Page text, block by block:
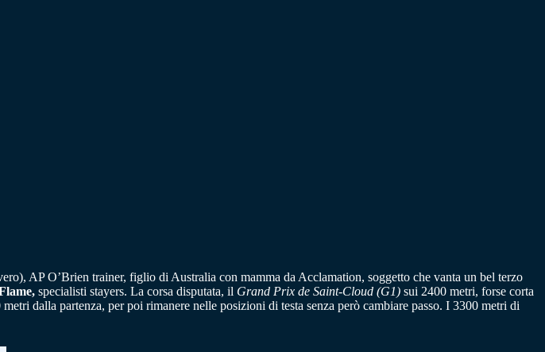
AP O’Brien trainer, figlio di Australia con mamma da Acclamation, soggetto che vanta un bel terzo
specialisti stayers. La corsa disputata, il Grand Prix de Saint-Cloud (G1) sui 2400 metri, forse corta
dalla partenza, per poi rimanere nelle posizioni di testa senza però cambiare passo. I 3300 metri di